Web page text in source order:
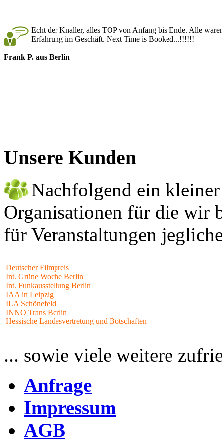
Echt der Knaller, alles TOP von Anfang bis Ende. Alle
Erfahrung im Geschäft. Next Time is Booked...!!!!!!
Frank P. aus Berlin
Auf diesem Wege möchten wir uns noch einmal herzlich
Sie gesetzten Erwartungen sind in jeder Weise zu unserer
Thorsten Krettek, Berlin
Dass unsere Einweihungsfeier für unseren Vorstand und
professionell arbeitendem Team zu verdanken.
Juliane Schindel, Berlin
Wir buchten per Telefon ein Zelt für 50 Personen. Die
sauber aufgebaut. Wir können Sie mit gutem Gewissen
Danke sagt Fam. Schulze
Unsere Kunden
Nachfolgend ein
Organisationen für die wir
für Veranstaltungen
Deutscher Filmpreis
Int. Grüne Woche Berlin
Int. Funkausstellung Berlin
IAA in Leipzig
ILA Schönefeld
INNO Trans Berlin
Hessische Landesvertretung und Botschaften
... sowie viele weitere
Anfrage
Impressum
AGB